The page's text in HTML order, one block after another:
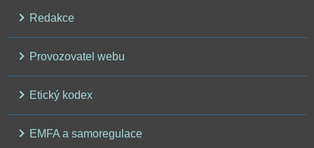
Redakce
Provozovatel webu
Etický kodex
EMFA a samoregulace